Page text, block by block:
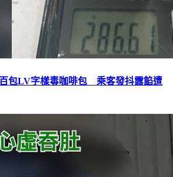
包LV字樣毒咖啡包 乘客發抖露餡遭